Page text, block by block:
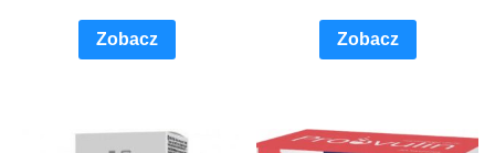
Zobacz Zobacz